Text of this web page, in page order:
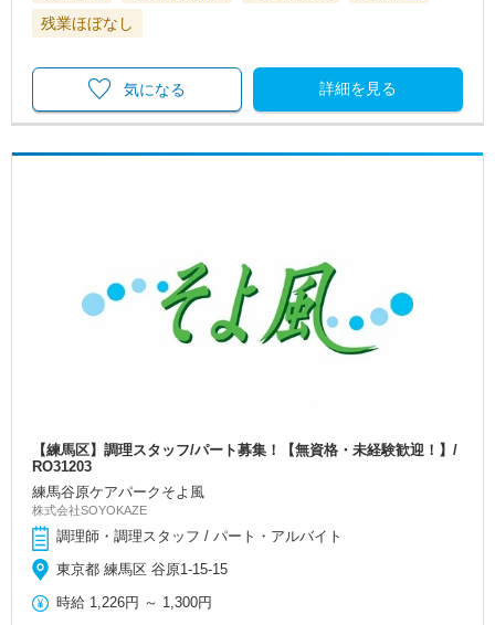
残業ほぼなし
詳細を見る
気になる
【練馬区】調理スタッフ/パート募集！【無資格・未経験歓迎！】/
RO31203
練馬谷原ケアパークそよ風
株式会社SOYOKAZE
調理師・調理スタッフ / パート・アルバイト
東京都 練馬区 谷原1-15-15
時給 1,226円 ～ 1,300円